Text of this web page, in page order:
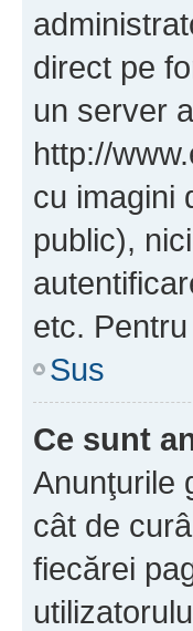
direct pe
un server
http://
cu imagini
public),
etc.
Sus
Ce sunt
Anunţurile
cât de
fiecărei